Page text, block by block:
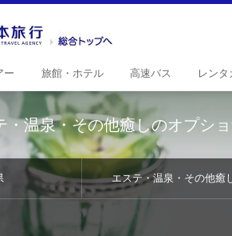
ー 旅館・ ホテル 高速バス レンタ
・温泉・その他癒しのオプシ
エステ・温泉・その他癒